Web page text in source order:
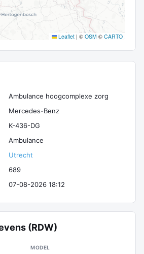
Leaflet | © OSM © CARTO
Ambulance hoogcomplexe zorg
Mercedes-Benz
K-436-DG
Ambulance
Utrecht
689
07-08-2026 18:12
(RDW)
MODEL